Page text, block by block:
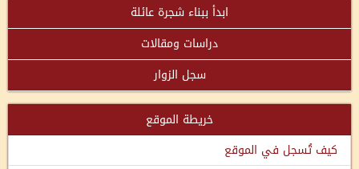
ابدأ ببناء شجرة عائلة
دراسات ومقالات
سجل الزوار
خريطة الموقع
كيف تُسجل في الموقع